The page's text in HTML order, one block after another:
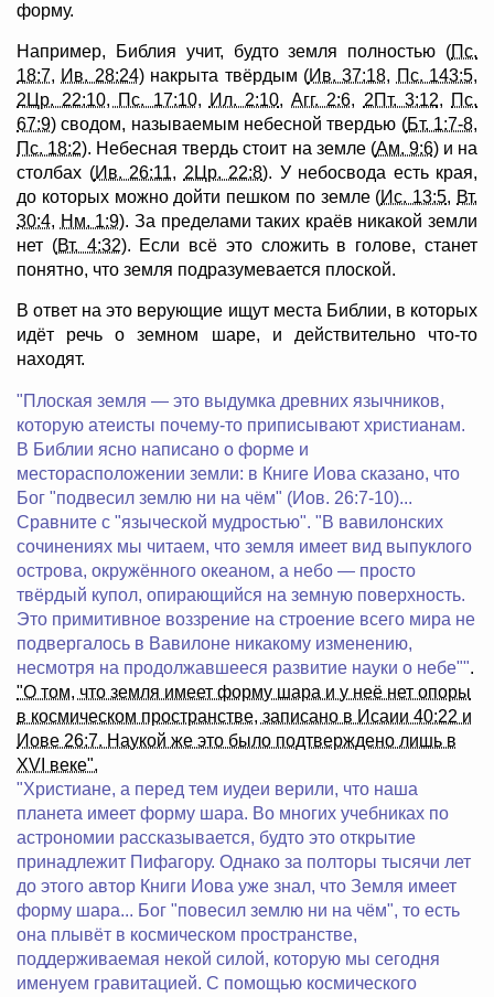
форму.
Например, Библия учит, будто земля полностью (Пс.
18:7, Ив. 28:24) накрыта твёрдым (Ив. 37:18, Пс. 143:5,
2Цр. 22:10, Пс. 17:10, Ил. 2:10,Агг. 2:6, 2Пт. 3:12, Пс.
67:9) сводом, называемым небесной твердью (Бт. 1:7-8,
Пс. 18:2). Небесная твердь стоит на земле (Ам. 9:6) и на
столбах (Ив. 26:11, 2Цр. 22:8). У небосвода есть края,
до которых можно дойти пешком по земле (Ис. 13:5, Вт.
30:4, Нм. 1:9). За пределами таких краёв никакой земли
нет (Вт. 4:32). Если всё это сложить в голове, станет
понятно, что земля подразумевается плоской.
В ответ на это верующие ищут места Библии, в которых
идёт речь о земном шаре, и действительно что-то
находят.
"Плоская земля — это выдумка древних язычников,
которую атеисты почему-то приписывают христианам.
В Библии ясно написано о форме и
месторасположении земли: в Книге Иова сказано, что
Бог "подвесил землю ни на чём" (Иов. 26:7-10)...
Сравните с "языческой мудростью". "В вавилонских
сочинениях мы читаем, что земля имеет вид выпуклого
острова, окружённого океаном, а небо — просто
твёрдый купол, опирающийся на земную поверхность.
Это примитивное воззрение на строение всего мира не
подвергалось в Вавилоне никакому изменению,
несмотря на продолжавшееся развитие науки о небе"".
"О том, что земля имеет форму шара и у неё нет опоры
в космическом пространстве, записано в Исаии 40:22 и
Иове 26:7. Наукой же это было подтверждено лишь в
XVI веке".
"Христиане, а перед тем иудеи верили, что наша
планета имеет форму шара. Во многих учебниках по
астрономии рассказывается, будто это открытие
принадлежит Пифагору. Однако за полторы тысячи лет
до этого автор Книги Иова уже знал, что Земля имеет
форму шара... Бог "повесил землю ни на чём", то есть
она плывёт в космическом пространстве,
поддерживаемая некой силой, которую мы сегодня
именуем гравитацией. С помощью космического